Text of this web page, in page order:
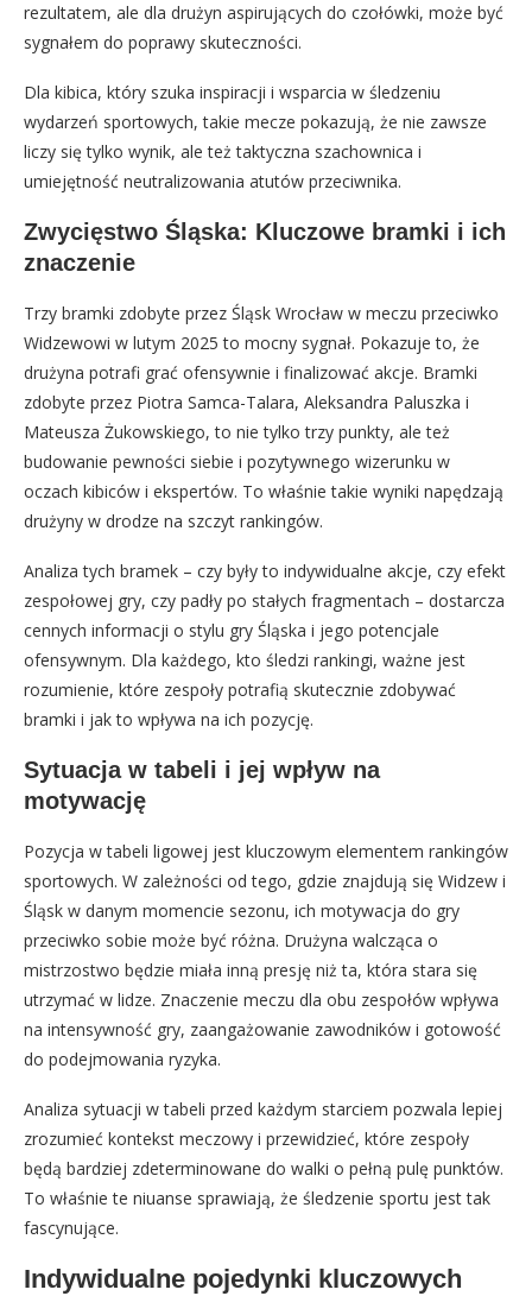
rezultatem, ale dla drużyn aspirujących do czołówki, może być
sygnałem do poprawy skuteczności.
Dla kibica, który szuka inspiracji i wsparcia w śledzeniu
wydarzeń sportowych, takie mecze pokazują, że nie zawsze
liczy się tylko wynik, ale też taktyczna szachownica i
umiejętność neutralizowania atutów przeciwnika.
Zwycięstwo Śląska: Kluczowe bramki i ich
znaczenie
Trzy bramki zdobyte przez Śląsk Wrocław w meczu przeciwko
Widzewowi w lutym 2025 to mocny sygnał. Pokazuje to, że
drużyna potrafi grać ofensywnie i finalizować akcje. Bramki
zdobyte przez Piotra Samca-Talara, Aleksandra Paluszka i
Mateusza Żukowskiego, to nie tylko trzy punkty, ale też
budowanie pewności siebie i pozytywnego wizerunku w
oczach kibiców i ekspertów. To właśnie takie wyniki napędzają
drużyny w drodze na szczyt rankingów.
Analiza tych bramek – czy były to indywidualne akcje, czy efekt
zespołowej gry, czy padły po stałych fragmentach – dostarcza
cennych informacji o stylu gry Śląska i jego potencjale
ofensywnym. Dla każdego, kto śledzi rankingi, ważne jest
rozumienie, które zespoły potrafią skutecznie zdobywać
bramki i jak to wpływa na ich pozycję.
Sytuacja w tabeli i jej wpływ na
motywację
Pozycja w tabeli ligowej jest kluczowym elementem rankingów
sportowych. W zależności od tego, gdzie znajdują się Widzew i
Śląsk w danym momencie sezonu, ich motywacja do gry
przeciwko sobie może być różna. Drużyna walcząca o
mistrzostwo będzie miała inną presję niż ta, która stara się
utrzymać w lidze. Znaczenie meczu dla obu zespołów wpływa
na intensywność gry, zaangażowanie zawodników i gotowość
do podejmowania ryzyka.
Analiza sytuacji w tabeli przed każdym starciem pozwala lepiej
zrozumieć kontekst meczowy i przewidzieć, które zespoły
będą bardziej zdeterminowane do walki o pełną pulę punktów.
To właśnie te niuanse sprawiają, że śledzenie sportu jest tak
fascynujące.
Indywidualne pojedynki kluczowych